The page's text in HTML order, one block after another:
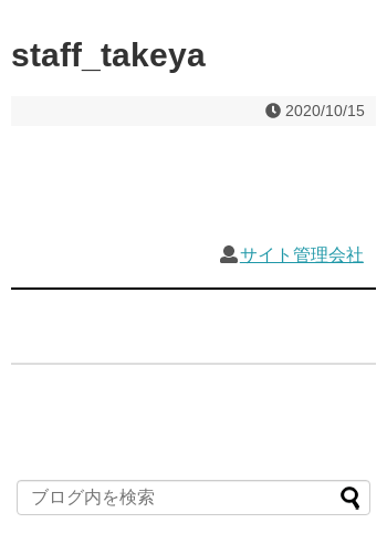
staff_takeya
2020/10/15
サイト管理会社